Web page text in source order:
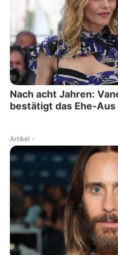
Nach acht Jahren:
bestätigt das Ehe-Aus
Artikel -